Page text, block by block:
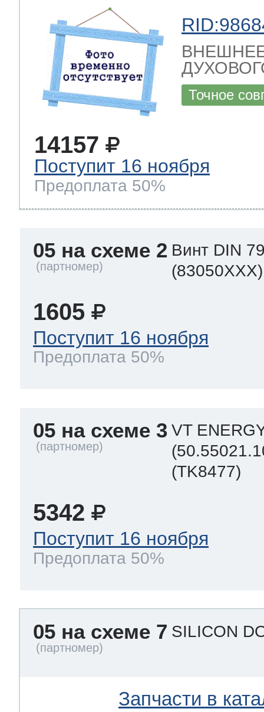
Точное
14157
Поступит 16 ноября
Предоплата 50%
05 на схеме 2 Винт DIN
(83050XXX)
1605
Поступит 16 ноября
Предоплата 50%
05 на схеме 3 VT
(TK8477)
5342
Поступит 16 ноября
Предоплата 50%
05 на схеме 7 SILICON
Запчасти в